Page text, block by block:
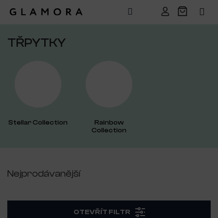
obsahTŘPYTKY
Stellar Collection
Rainbow
Collection
Nejprodávanější
OTEVŘÍT FILTR